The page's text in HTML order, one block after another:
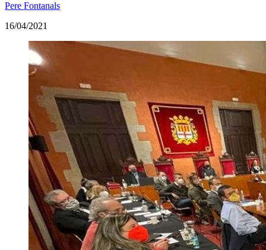
Pere Fontanals
16/04/2021